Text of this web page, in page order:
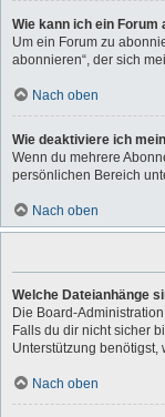
Wie kann ich ein Forum
Um ein Forum zu
abonnieren“, der sich
Nach oben
Wie deaktiviere ich
Wenn du mehrere
persönlichen Bereich
Nach oben
Welche Dateianhänge
Die Board-
Falls du dir nicht sicher
Unterstützung
Nach oben